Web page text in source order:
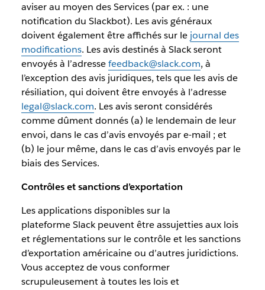
aviser au moyen des Services (par ex. : une
notification du Slackbot). Les avis généraux
doivent également être affichés sur le journal des
modifications. Les avis destinés à Slack seront
envoyés à l’adressefeedback@slack.com, à
l’exception des avis juridiques, tels que les avis de
résiliation, qui doivent être envoyés à l’adresse
legal@slack.com. Les avis seront considérés
comme dûment donnés (a) le lendemain de leur
envoi, dans le cas d’avis envoyés par e-mail ; et
(b) le jour même, dans le cas d’avis envoyés par le
biais des Services.
Contrôles et sanctions d’exportation
Les applications disponibles sur la
plateforme Slack peuvent être assujetties aux lois
et réglementations sur le contrôle et les sanctions
d’exportation américaine ou d’autres juridictions.
Vous acceptez de vous conformer
scrupuleusement à toutes les lois et